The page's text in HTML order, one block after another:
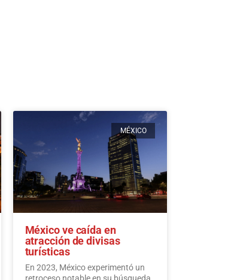
MÉXICO
México ve caída en
atracción de divisas
turísticas
En 2023, México experimentó un
retroceso notable en su búsqueda